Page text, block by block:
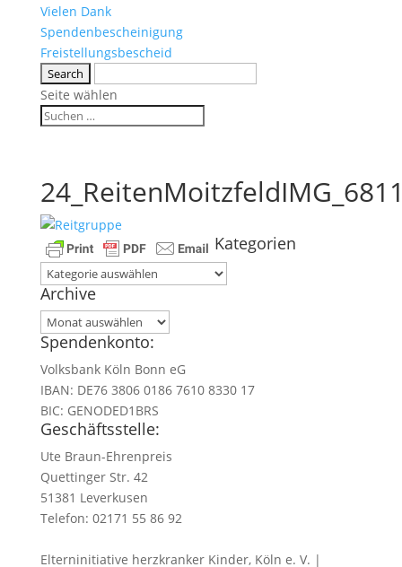
Vielen Dank
Spendenbescheinigung
Freistellungsbescheid
Seite wählen
Kategorien
Kategorien
Archive
Archive
Spendenkonto:
Volksbank Köln Bonn eG
IBAN: DE76 3806 0186 7610 8330 17
BIC: GENODED1BRS
Geschäftsstelle:
Ute Braun-Ehrenpreis
Quettinger Str. 42
51381 Leverkusen
Telefon: 02171 55 86 92
Elterninitiative herzkranker Kinder, Köln e. V. |